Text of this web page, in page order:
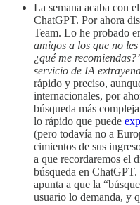
La semana acaba con
ChatGPT. Por ahora
Team. Lo he probado
amigos a los que no
¿qué me
servicio de IA
rápido y preciso,
internacionales, por
búsqueda más
lo rápido que puede
(pero todavía no a
cimientos de sus
a que recordaremos el
búsqueda en
apunta a que la
usuario lo demanda, y